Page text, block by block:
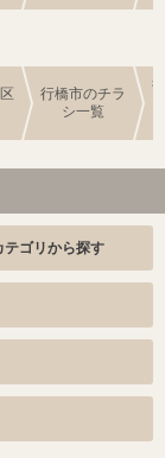
行橋市のチラ
シ一覧
テゴリから探す